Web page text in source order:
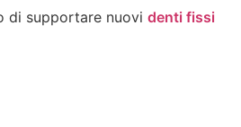
di supportare nuovi denti fissi